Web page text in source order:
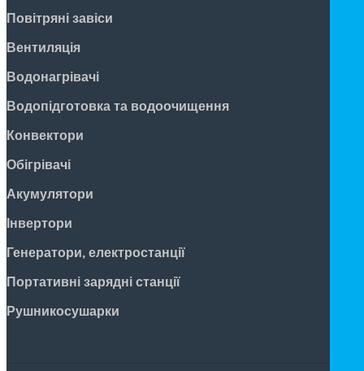
Повітряні завіси
Вентиляція
Водонагрівачі
Водопідготовка та водоочищення
Конвектори
Обігрівачі
Акумулятори
Інвертори
Генератори, електростанції
Портативні зарядні станції
Рушникосушарки